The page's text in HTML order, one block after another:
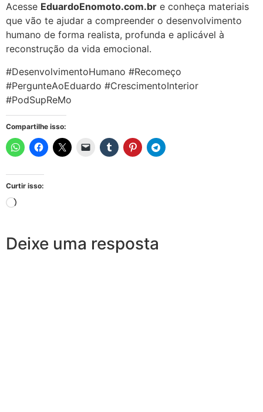
Acesse EduardoEnomoto.com.br e conheça materiais
que vão te ajudar a compreender o desenvolvimento
humano de forma realista, profunda e aplicável à
reconstrução da vida emocional.
#DesenvolvimentoHumano #Recomeço
#PergunteAoEduardo #CrescimentoInterior
#PodSupReMo
Compartilhe isso:
Curtir isso:
Deixe uma resposta